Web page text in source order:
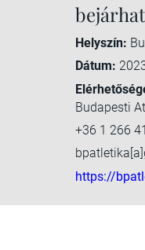
Helyszín:
Dátum:
Budapesti
+36 1 266
https://